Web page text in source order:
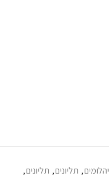
, תליונים, תליונים,